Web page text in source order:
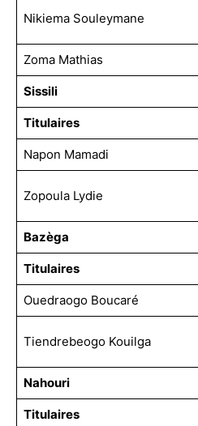
Nikiema Souleymane
Zoma Mathias
Sissili
Titulaires
Napon Mamadi
Zopoula Lydie
Bazèga
Titulaires
Ouedraogo Boucaré
Tiendrebeogo Kouilga
Nahouri
Titulaires